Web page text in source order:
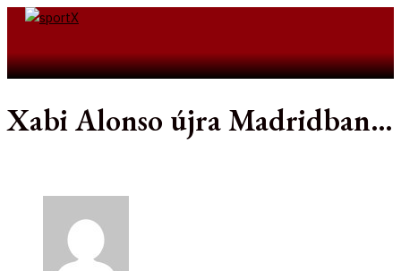
Skip
Xabi Alonso újra Madridban…